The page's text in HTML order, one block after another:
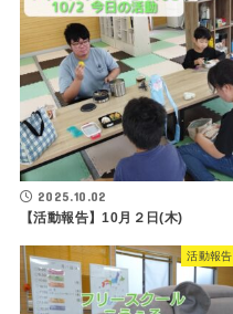
2025.10.02
【活動報告】10月２日(木)
活動報告